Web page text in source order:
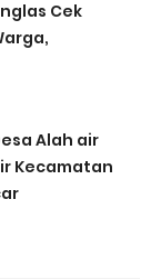
Cek
Alah air
Kecamatan